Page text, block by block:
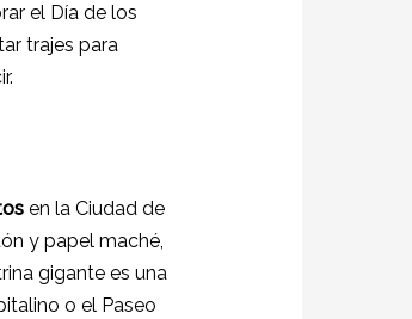
el Día de los
trajes para
en la Ciudad de
y papel maché,
gigante es una
o el Paseo